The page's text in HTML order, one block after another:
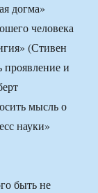
догма»
человека
(Стивен
и
мысль о
науки»
быть не